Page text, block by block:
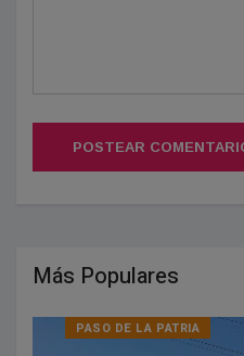
POSTEAR
Más Populares
PASO DE LA PATRIA